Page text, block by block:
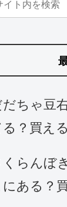
ちゃ豆
？買え
くらんぼ
ある？